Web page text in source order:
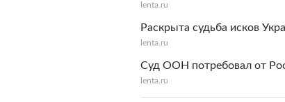
lenta.ru
Раскрыта судьба исков
lenta.ru
Суд ООН потребовал от
lenta.ru